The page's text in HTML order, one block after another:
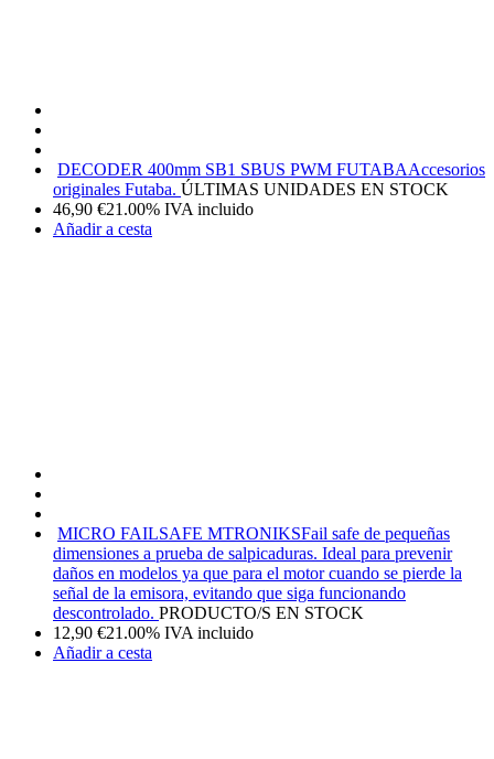
DECODER 400mm SB1 SBUS PWM FUTABAAccesorios
originales Futaba. ÚLTIMAS UNIDADES EN STOCK
46,90 €21.00% IVA incluido
Añadir a cesta
MICRO FAILSAFE MTRONIKSFail safe de pequeñas
dimensiones a prueba de salpicaduras. Ideal para prevenir
daños en modelos ya que para el motor cuando se pierde la
señal de la emisora, evitando que siga funcionando
descontrolado. PRODUCTO/S EN STOCK
12,90 €21.00% IVA incluido
Añadir a cesta